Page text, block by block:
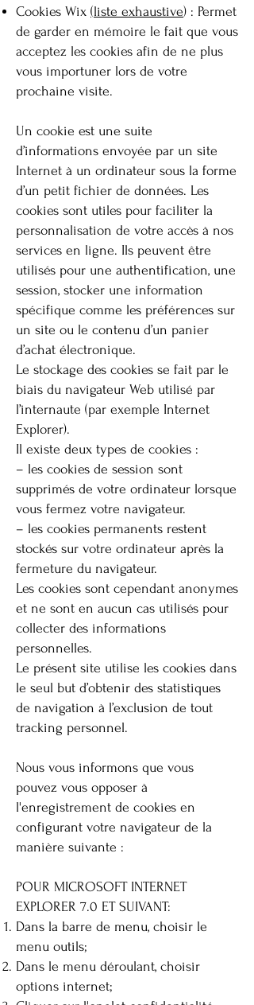
Cookies Wix (liste exhaustive) : Permet
de garder en mémoire le fait que vous
acceptez les cookies afin de ne plus
vous importuner lors de votre
prochaine visite.
Un cookie est une suite
d’informations envoyée par un site
Internet à un ordinateur sous la forme
d’un petit fichier de données. Les
cookies sont utiles pour faciliter la
personnalisation de votre accès à nos
services en ligne. Ils peuvent être
utilisés pour une authentification, une
session, stocker une information
spécifique comme les préférences sur
un site ou le contenu d’un panier
d’achat électronique.
Le stockage des cookies se fait par le
biais du navigateur Web utilisé par
l’internaute (par exemple Internet
Explorer).
Il existe deux types de cookies :
– les cookies de session sont
supprimés de votre ordinateur lorsque
vous fermez votre navigateur.
– les cookies permanents restent
stockés sur votre ordinateur après la
fermeture du navigateur.
Les cookies sont cependant anonymes
et ne sont en aucun cas utilisés pour
collecter des informations
personnelles.
Le présent site utilise les cookies dans
le seul but d’obtenir des statistiques
de navigation à l’exclusion de tout
tracking personnel.
Nous vous informons que vous
pouvez vous opposer à
l'enregistrement de cookies en
configurant votre navigateur de la
manière suivante :
POUR MICROSOFT INTERNET
EXPLORER 7.0 ET SUIVANT:
Dans la barre de menu, choisir le
menu outils;
Dans le menu déroulant, choisir
options internet;